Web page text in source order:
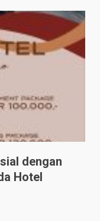
dengan
Hotel